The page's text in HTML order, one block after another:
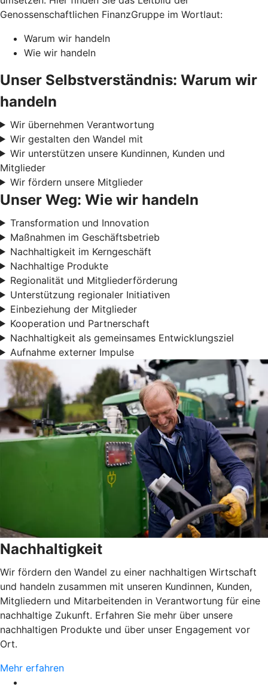
Genossenschaftlichen FinanzGruppe im Wortlaut:
Warum wir handeln
Wie wir handeln
Unser Selbstverständnis: Warum wir
handeln
Wir übernehmen Verantwortung
Wir gestalten den Wandel mit
Wir unterstützen unsere Kundinnen, Kunden und
Mitglieder
Wir fördern unsere Mitglieder
Unser Weg: Wie wir handeln
Transformation und Innovation
Maßnahmen im Geschäftsbetrieb
Nachhaltigkeit im Kerngeschäft
Nachhaltige Produkte
Regionalität und Mitgliederförderung
Unterstützung regionaler Initiativen
Einbeziehung der Mitglieder
Kooperation und Partnerschaft
Nachhaltigkeit als gemeinsames Entwicklungsziel
Aufnahme externer Impulse
Nachhaltigkeit
Wir fördern den Wandel zu einer nachhaltigen Wirtschaft
und handeln zusammen mit unseren Kundinnen, Kunden,
Mitgliedern und Mitarbeitenden in Verantwortung für eine
nachhaltige Zukunft. Erfahren Sie mehr über unsere
nachhaltigen Produkte und über unser Engagement vor
Ort.
Mehr erfahren